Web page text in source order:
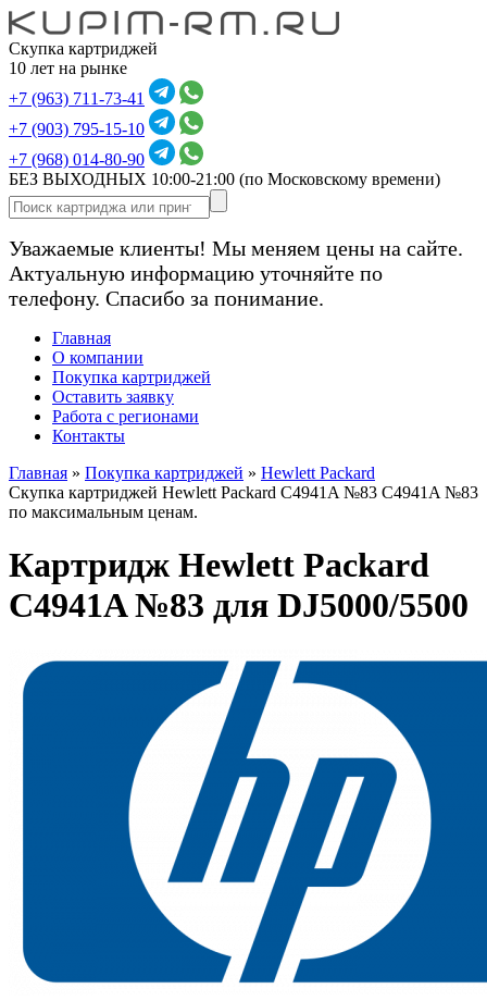
Скупка картриджей
10 лет на рынке
+7 (963) 711-73-41
+7 (903) 795-15-10
+7 (968) 014-80-90
БЕЗ ВЫХОДНЫХ 10:00-21:00 (по Московскому времени)
Уважаемые клиенты! Мы меняем цены на сайте.
Актуальную информацию уточняйте по
телефону. Спасибо за понимание.
Главная
О компании
Покупка картриджей
Оставить заявку
Работа с регионами
Контакты
Главная » Покупка картриджей » Hewlett Packard
Скупка картриджей Hewlett Packard C4941A №83 C4941A №83
по максимальным ценам.
Картридж Hewlett Packard
C4941A №83 для DJ5000/5500